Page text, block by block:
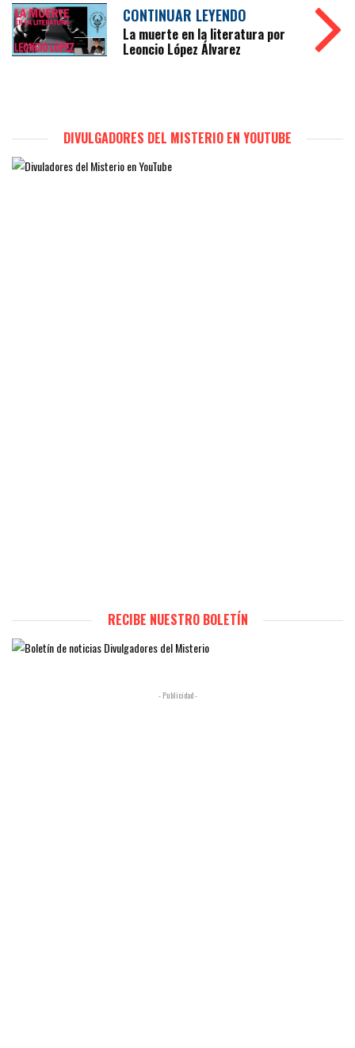
CONTINUAR LEYENDO
La muerte en la literatura por
Leoncio López Álvarez
DIVULGADORES DEL MISTERIO EN YOUTUBE
RECIBE NUESTRO BOLETÍN
- Publicidad -